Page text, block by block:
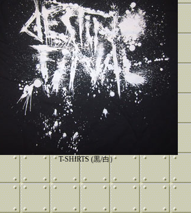
T-SHIRTS (黒/白）